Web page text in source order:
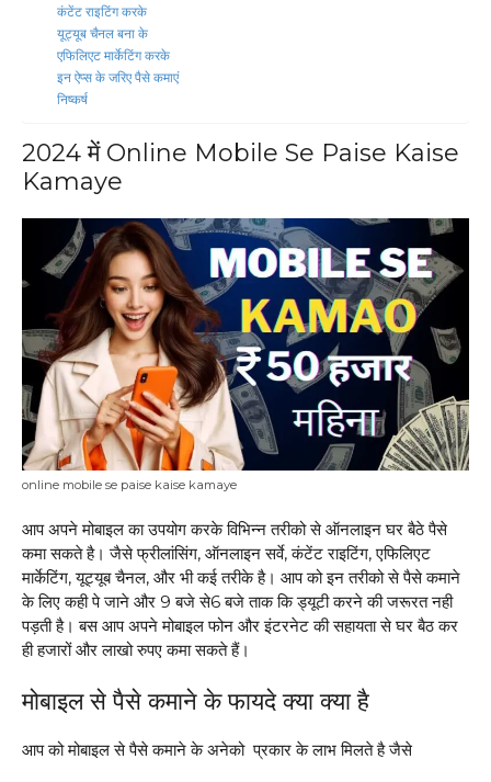
कंटेंट राइटिंग करके
यूट्यूब चैनल बना के
एफिलिएट मार्केटिंग करके
इन ऐप्स के जरिए पैसे कमाएं
निष्कर्ष
2024 में Online Mobile Se Paise Kaise
Kamaye
online mobile se paise kaise kamaye
आप अपने मोबाइल का उपयोग करके विभिन्न तरीको से ऑनलाइन घर बैठे पैसे
कमा सकते है। जैसे फ्रीलांसिंग, ऑनलाइन सर्वे, कंटेंट राइटिंग, एफिलिएट
मार्केटिंग, यूट्यूब चैनल, और भी कई तरीके है। आप को इन तरीको से पैसे कमाने
के लिए कही पे जाने और 9 बजे से6 बजे ताक कि ड्यूटी करने की जरूरत नही
पड़ती है। बस आप अपने मोबाइल फोन और इंटरनेट की सहायता से घर बैठ कर
ही हजारों और लाखो रुपए कमा सकते हैं।
मोबाइल से पैसे कमाने केफायदे क्या क्या है
आप को मोबाइल से पैसे कमाने के अनेको प्रकार के लाभ मिलते है जैसे